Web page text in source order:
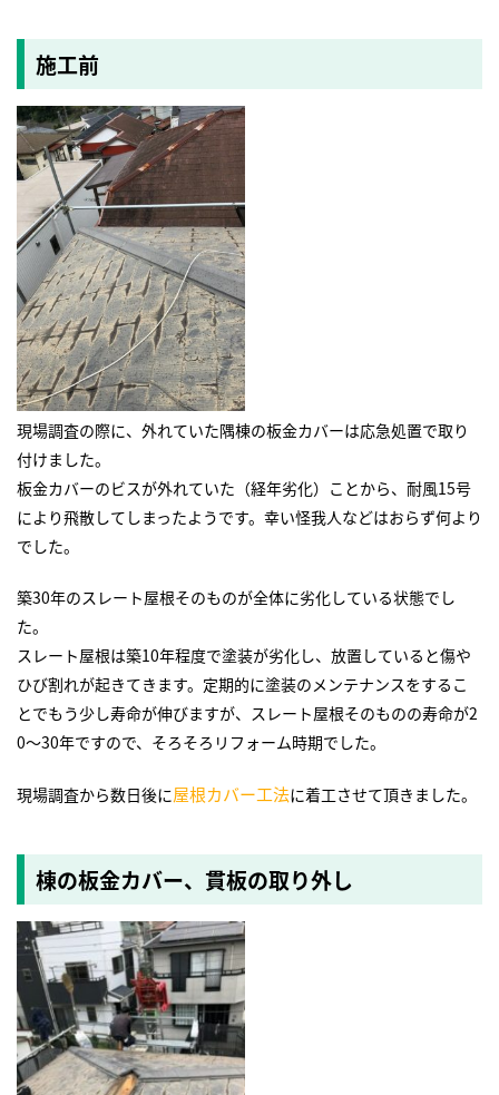
施工前
現場調査の際に、外れていた隅棟の板金カバーは応急処置で取り
付けました。
板金カバーのビスが外れていた（経年劣化）ことから、耐風15号
により飛散してしまったようです。幸い怪我人などはおらず何より
でした。
築30年のスレート屋根そのものが全体に劣化している状態でし
た。
スレート屋根は築10年程度で塗装が劣化し、放置していると傷や
ひび割れが起きてきます。定期的に塗装のメンテナンスをするこ
とでもう少し寿命が伸びますが、スレート屋根そのものの寿命が2
0～30年ですので、そろそろリフォーム時期でした。
現場調査から数日後に屋根カバー工法に着工させて頂きました。
棟の板金カバー、貫板の取り外し